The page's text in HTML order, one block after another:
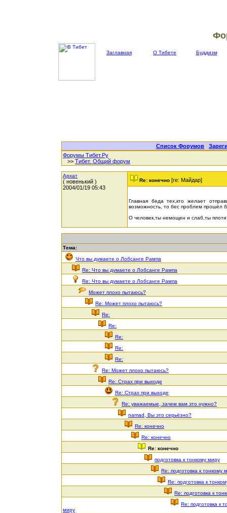
Заглавная О Тибете Буддизм
Список Форумов |
Форумы Тибет.Ру
>> Тибет. Общий форум
Архат
( новенький )
2004/01/19 05:43
Re: конечно [re: Майдар]
Главная беда тех,кто желает
возможность, то бес проблем прошёл
О человек,ты немощен и слаб,ты
Тема:
Что вы думаете о Лобсанге Рампа
Re: Что вы думаете о Лобсанге Рампа
Re: Что вы думаете о Лобсанге Рампа
Может плохо пытаюсь?
Re: Может плохо пытаюсь?
Re:
Re:
Re:
Re:
Re:
Re: Может плохо пытаюсь?
Re: Страх при выходе
Re: Страх при выходе
Re: уважаемые, зачем вам это нужно?
namad, Вы это серьёзно?
Re: конечно
Re: конечно
Re: конечно
подготовка к тонкому миру
Re: подготовка к тонкому
Re: подготовка к
Re: подготовка к
Re: подготовка к
миру